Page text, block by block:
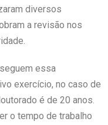
diversos
a revisão nos
essa
exercício, no caso de
é de 20 anos.
o tempo de trabalho